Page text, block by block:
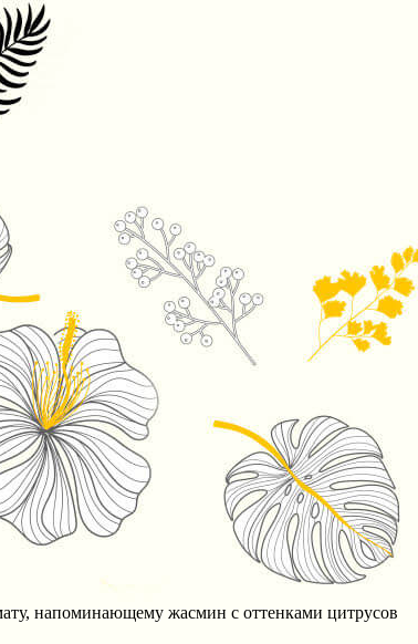
напоминающему жасмин с оттенками цитрусов